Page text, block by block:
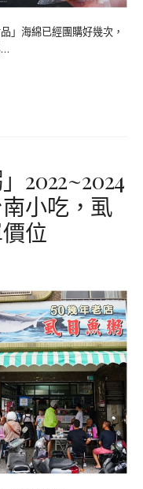
」海綿已經團購好幾次，
…
2022~2024
小吃，虱
位